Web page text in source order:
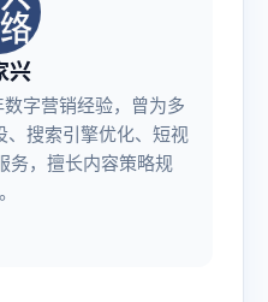
兴
字营销经验，曾为多
、搜索引擎优化、短视
务，擅长内容策略规